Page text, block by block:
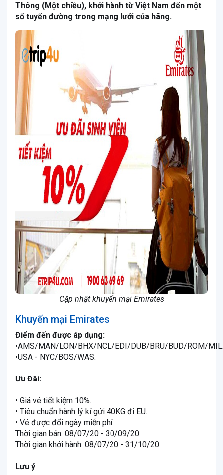
Thông (Một chiều), khởi hành từ Việt Nam đến một
số tuyến đường trong mạng lưới của hãng.
Cập nhật khuyến mại Emirates
Khuyến mại Emirates
Điểm đến được áp dụng:
•AMS/MAN/LON/BHX/NCL/EDI/DUB/BRU/BUD/ROM/
•USA - NYC/BOS/WAS.
Ưu Đãi:
• Giá vé tiết kiệm 10%.
• Tiêu chuẩn hành lý kí gửi 40KG đi EU.
• Vé được đổi ngày miễn phí.
Thời gian bán: 08/07/20 - 30/09/20
Thời gian khởi hành: 08/07/20 - 31/10/20
Lưu ý